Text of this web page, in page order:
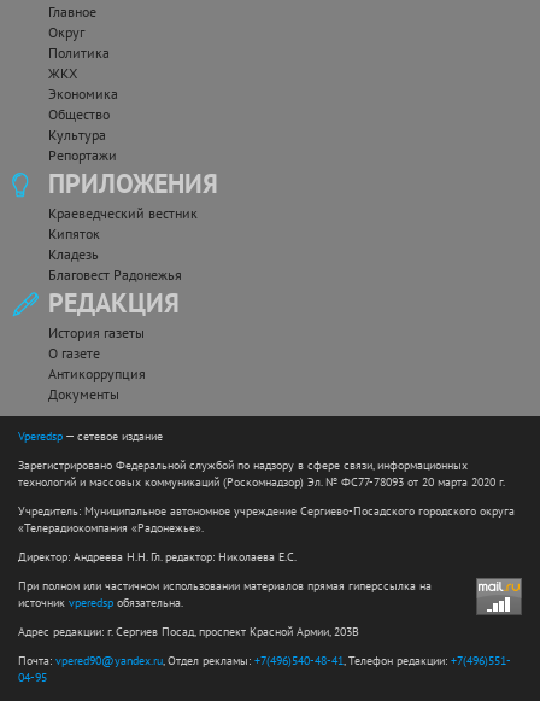
Главное
Округ
Политика
ЖКХ
Экономика
Общество
Культура
Репортажи
ПРИЛОЖЕНИЯ
Краеведческий вестник
Кипяток
Кладезь
Благовест Радонежья
РЕДАКЦИЯ
История газеты
О газете
Антикоррупция
Документы
Vperedsp — сетевое издание
Зарегистрировано Федеральной службой по надзору в сфере связи, информационных
технологий и массовых коммуникаций (Роскомнадзор) Эл. № ФС77-78093 от 20 марта 2020 г.
Учредитель: Муниципальное автономное учреждение Сергиево-Посадского городского округа
«Телерадиокомпания «Радонежье».
Директор: Андреева Н.Н. Гл. редактор: Николаева Е.С.
При полном или частичном использовании материалов прямая гиперссылка на
источник vperedsp обязательна.
Адрес редакции: г. Сергиев Посад, проспект Красной Армии, 203В
Почта: vpered90@yandex.ru, Отдел рекламы: +7(496)540-48-41, Телефон редакции: +7(496)551-
04-95